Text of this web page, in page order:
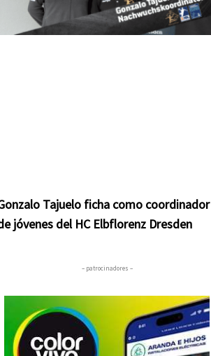
Tajuelo ficha como coordinador
jóvenes del HC Elbflorenz Dresden
– patrocinadores –